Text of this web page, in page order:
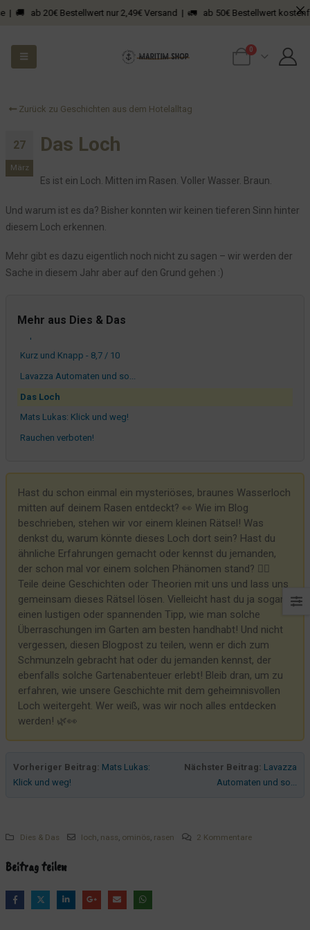
ab 20€ Bestellwert nur 2,49€ Versand | 🚛 ab 50€ Bestellwert
0
Zurück zu Geschichten aus dem Hotelalltag
27
März
Das Loch
Es ist ein Loch. Mitten im Rasen. Voller Wasser. Braun.
Und warum ist es da? Bisher konnten wir keinen tieferen Sinn hinter
diesem Loch erkennen.
Mehr gibt es dazu eigentlich noch nicht zu sagen – wir werden der
Sache in diesem Jahr aber auf den Grund gehen :)
Mehr aus Dies & Das
Die Spende für den Abiball
Das Getöse hat ein Ende
Gartenpflege und so...
Wunderschöne Natur: Der Sankelmarker See
Das haben die doch geklaut?
Pizza, Pasta und Meer
Das Loch
Was pink ist, wird nicht geklaut!
Lastschrift? Am Mors!
Da hadder Geburtstag!
Kurz und Knapp - 8,7 / 10
Lavazza Automaten und so...
Das Loch
Mats Lukas: Klick und weg!
Rauchen verboten!
Betriebspraktikum: Tschüss Nele, Tschüss Ronja
Eine neue Geschirrspülmaschine
Dieses Hotel setzt neue Standards!
Corona machts möglich?
Feedback von den Kleinen
Verarscht vom Lieferdienst
Lets Fetz sprach der Hund
Auf Rasen kann es mal matschig sein
Pads, Praktikantinnen und Design
Alla Hopp!
Morgenmuffel? Keine Chance!
Die mühsame Suche nach dem Praktikumsplatz
Die einen hungern, die anderen nicht
Frozen Gustav
Das ist ein Hocker!
Hast du schon einmal ein mysteriöses, braunes Wasserloch
mitten auf deinem Rasen entdeckt? 👀 Wie im Blog
beschrieben, stehen wir vor einem kleinen Rätsel! Was
denkst du, warum könnte dieses Loch dort sein? Hast du
ähnliche Erfahrungen gemacht oder kennst du jemanden,
der schon mal vor einem solchen Phänomen stand? 🕵️‍♂️
Teile deine Geschichten oder Theorien mit uns und lass uns
gemeinsam dieses Rätsel lösen. Vielleicht hast du ja sogar
einen lustigen oder spannenden Tipp, wie man solche
Überraschungen im Garten am besten handhabt! Und nicht
vergessen, diesen Blogpost zu teilen, wenn er dich zum
Schmunzeln gebracht hat oder du jemanden kennst, der
ebenfalls solche Gartenabenteuer erlebt! Bleib dran, um zu
erfahren, wie unsere Geschichte mit dem geheimnisvollen
Loch weitergeht. Wer weiß, was wir noch alles entdecken
werden! 🌿👀
Vorheriger Beitrag: Mats Lukas:
Klick und weg!
Nächster Beitrag: Lavazza
Automaten und so...
Dies & Das loch, nass, ominös, rasen 2 Kommentare
Beitrag teilen